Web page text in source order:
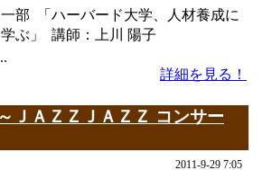
一部 「ハーバード大学、人材養成に
学ぶ」 講師：上川 陽子
詳細を見る！
ＪＡＺＺＪＡＺＺ コンサー
2011-9-29 7:05